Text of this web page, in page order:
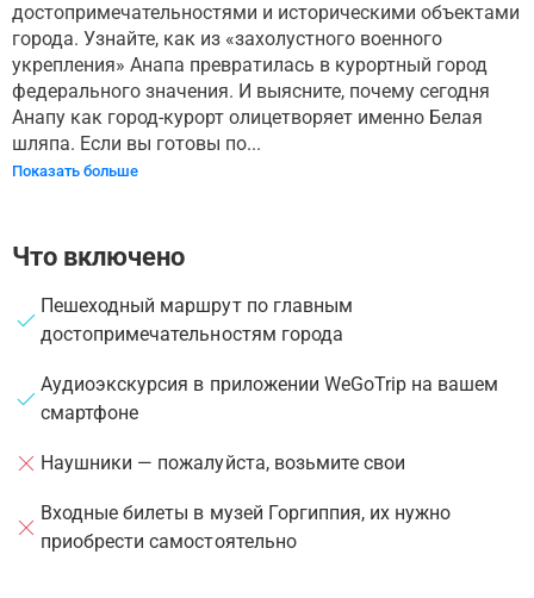
достопримечательностями и историческими объектами
города. Узнайте, как из «захолустного военного
укрепления» Анапа превратилась в курортный город
федерального значения. И выясните, почему сегодня
Анапу как город-курорт олицетворяет именно Белая
шляпа. Если вы готовы по...
Показать больше
Что включено
Пешеходный маршрут по главным
достопримечательностям города
Аудиоэкскурсия в приложении WeGoTrip на вашем
смартфоне
Наушники — пожалуйста, возьмите свои
Входные билеты в музей Горгиппия, их нужно
приобрести самостоятельно